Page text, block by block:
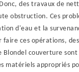
des travaux de
obstruction. Ces
d'eau et la
ces opérations, des
Blondel couverture sont
matériels appropriés